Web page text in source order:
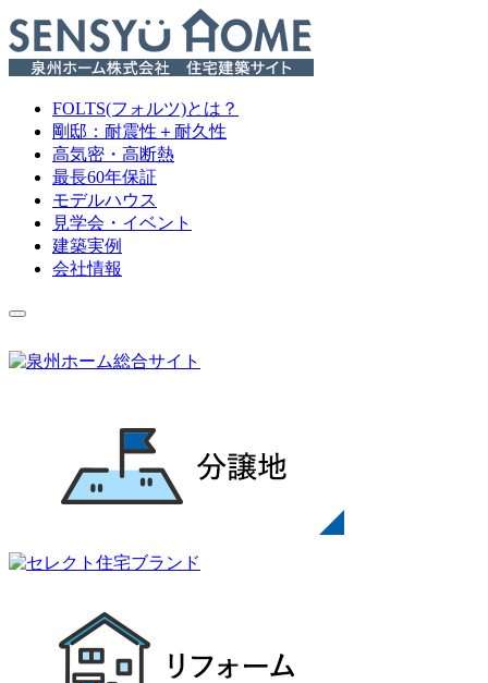
FOLTS(フォルツ)とは？
剛邸：耐震性＋耐久性
高気密・高断熱
最長60年保証
モデルハウス
見学会・イベント
建築実例
会社情報